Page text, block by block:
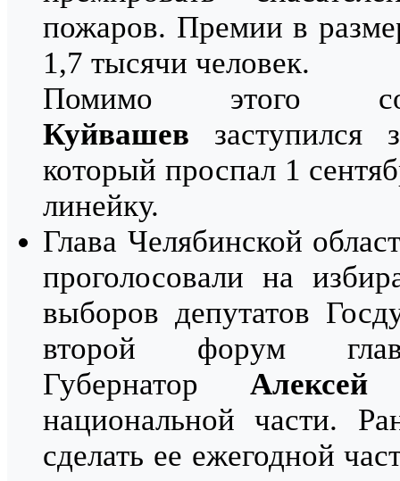
пожаров. Премии в
1,7 тысячи человек.
Помимо этого
Куйвашев заступился
который проспал 1
линейку.
Глава Челябинской
проголосовали на
выборов депутатов
второй форум
Губернатор Алексей
национальной части.
сделать ее ежегодной